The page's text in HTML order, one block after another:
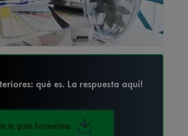
qué es. La respuesta aquí!
la guía formativa